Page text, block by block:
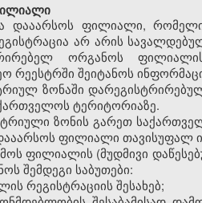
დააარსოს ფილიალი,
არ არის
ორგანოს
რეესტრში შეიტანოს
ზონაში
ტერიტორიაზე.
ზონის გარეთ
დააარსოს ფილიალი
ფილიალის (მუდმივი
შემდეგი საბუთები:
რეგისტრაციის შესახებ;